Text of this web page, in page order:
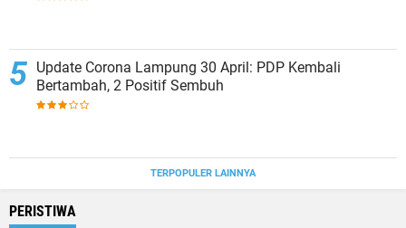
Update Corona Lampung 30 April: PDP Kembali
Bertambah, 2 Positif Sembuh
TERPOPULER LAINNYA
PERISTIWA